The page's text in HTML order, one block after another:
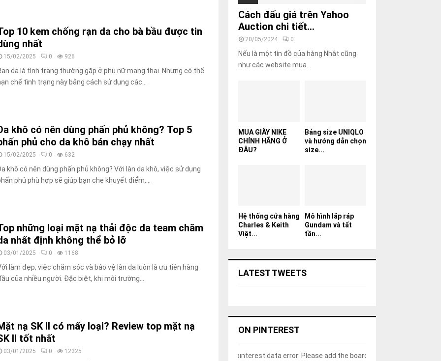
10 kem chống rạn da cho bà bầu được tin
nhất
15/02/2025 0 926
da là tình trạng thường gặp ở phụ nữ mang thai. Nhưng có thể
chế tình trạng này bằng cách sử dụng các...
khô có nên dùng phấn phủ không? Top 5
phủ cho da khô bán chạy nhất
15/02/2025 0 632
khô có nên dùng phấn phủ không? Với làn da khô, việc sử dụng
phủ phù hợp sẽ giúp bạn che khuyết điểm,...
những loại mặt nạ thải độc da team chăm
nhất định không thể bỏ lỡ
03/01/2025 0 1168
làm đẹp, việc chăm sóc và bảo vệ làn da luôn là ưu tiên hàng
của nhiều người. Đặc biệt, khi môi trường...
nạ SK II có mấy loại? Review top mặt nạ
II tốt nhất
03/01/2025 0 12325
Cách đấu giá trên Yahoo
Auction chi tiết...
20/05/2024 0
Nếu là một tín đồ của hàng Nhật cũng
như các website mua...
MUA GIÀY NIKE
CHÍNH HÃNG Ở
ĐÂU?
Bảng size UNIQLO
và hướng dẫn chọn
size...
Hệ thống cửa hàng
Charles & Keith
Việt...
Mô hình lắp ráp
Gundam và tất
tần...
LATEST TWEETS
ON PINTEREST
pinterest data error: Please add the board